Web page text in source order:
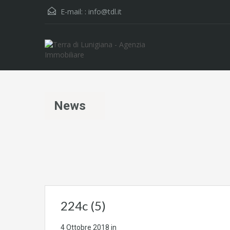
E-mail: : info@tdl.it
News
224c (5)
4 Ottobre 2018 in